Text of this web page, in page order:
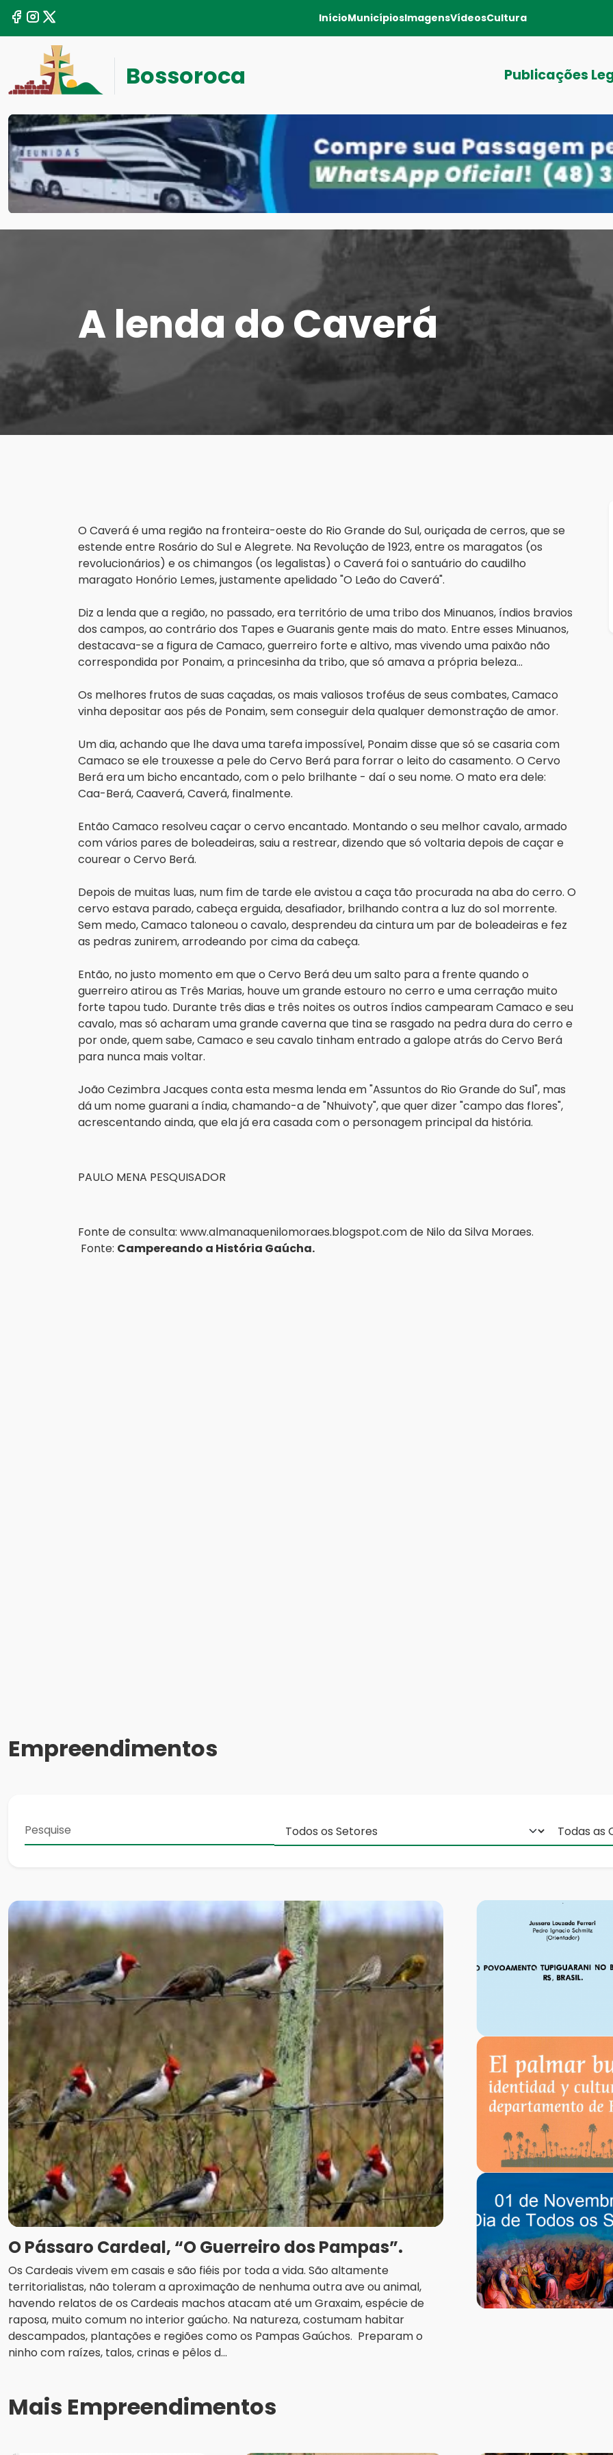
InícioMunicípiosImagensVídeosCultura
Bossoroca Publicações
A lenda do Caverá
O Caverá é uma região na fronteira-oeste do Rio Grande do Sul, ouriçada de cerros, que se
estende entre Rosário do Sul e Alegrete. Na Revolução de 1923, entre os maragatos (os
revolucionários) e os chimangos (os legalistas) o Caverá foi o santuário do caudilho
maragato Honório Lemes, justamente apelidado "O Leão do Caverá".
Diz a lenda que a região, no passado, era território de uma tribo dos Minuanos, índios bravios
dos campos, ao contrário dos Tapes e Guaranis gente mais do mato. Entre esses Minuanos,
destacava-se a figura de Camaco, guerreiro forte e altivo, mas vivendo uma paixão não
correspondida por Ponaim, a princesinha da tribo, que só amava a própria beleza...
Os melhores frutos de suas caçadas, os mais valiosos troféus de seus combates, Camaco
vinha depositar aos pés de Ponaim, sem conseguir dela qualquer demonstração de amor.
Um dia, achando que lhe dava uma tarefa impossível, Ponaim disse que só se casaria com
Camaco se ele trouxesse a pele do Cervo Berá para forrar o leito do casamento. O Cervo
Berá era um bicho encantado, com o pelo brilhante - daí o seu nome. O mato era dele:
Caa-Berá, Caaverá, Caverá, finalmente.
Então Camaco resolveu caçar o cervo encantado. Montando o seu melhor cavalo, armado
com vários pares de boleadeiras, saiu a restrear, dizendo que só voltaria depois de caçar e
courear o Cervo Berá.
Depois de muitas luas, num fim de tarde ele avistou a caça tão procurada na aba do cerro. O
cervo estava parado, cabeça erguida, desafiador, brilhando contra a luz do sol morrente.
Sem medo, Camaco taloneou o cavalo, desprendeu da cintura um par de boleadeiras e fez
as pedras zunirem, arrodeando por cima da cabeça.
Então, no justo momento em que o Cervo Berá deu um salto para a frente quando o
guerreiro atirou as Três Marias, houve um grande estouro no cerro e uma cerração muito
forte tapou tudo. Durante três dias e três noites os outros índios campearam Camaco e seu
cavalo, mas só acharam uma grande caverna que tina se rasgado na pedra dura do cerro e
por onde, quem sabe, Camaco e seu cavalo tinham entrado a galope atrás do Cervo Berá
para nunca mais voltar.
João Cezimbra Jacques conta esta mesma lenda em "Assuntos do Rio Grande do Sul", mas
dá um nome guarani a índia, chamando-a de "Nhuivoty", que quer dizer "campo das flores",
acrescentando ainda, que ela já era casada com o personagem principal da história.
PAULO MENA PESQUISADOR
Fonte de consulta: www.almanaquenilomoraes.blogspot.com de Nilo da Silva Moraes.
Fonte: Campereando a História Gaúcha.
Empreendimentos
O Pássaro Cardeal, “O Guerreiro dos Pampas”.
Os Cardeais vivem em casais e são fiéis por toda a vida. São altamente
territorialistas, não toleram a aproximação de nenhuma outra ave ou animal,
havendo relatos de os Cardeais machos atacam até um Graxaim, espécie de
raposa, muito comum no interior gaúcho. Na natureza, costumam habitar
descampados, plantações e regiões como os Pampas Gaúchos. Preparam o
ninho com raízes, talos, crinas e pêlos d...
Mais Empreendimentos